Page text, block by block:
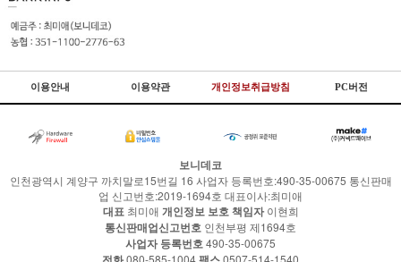
이용안내 이용약관 개인정보취급방침 PC버전
보니데코
인천광역시 계양구 까치말로15번길 16 사업자 등록번호:490-35-00675 통신판매
업 신고번호:2019-1694호 대표이사:최미애
대표 최미애 개인정보 보호 책임자이현희
통신판매업신고번호 인천부평 제1694호
사업자 등록번호490-35-00675